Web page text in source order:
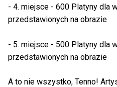
- 4. miejsce - 600 Platyny dla
przedstawionych na obrazie
- 5. miejsce - 500 Platyny dla
przedstawionych na obrazie
A to nie wszystko, Tenno!